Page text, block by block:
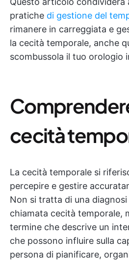
pratiche di gestione del
rimanere in carreggiata e
la cecità temporale, anche
scombussola il tuo orologio
cecità
La cecità temporale si
percepire e gestire
Non si tratta di una
chiamata cecità temporale,
termine che descrive un
che possono influire sulla
persona di pianificare,